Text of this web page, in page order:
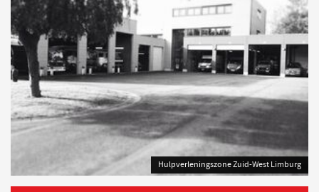
Hulpverleningszone Zuid-West Limburg